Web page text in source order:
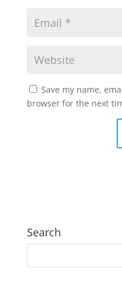
Save my name,
browser for the next
Search